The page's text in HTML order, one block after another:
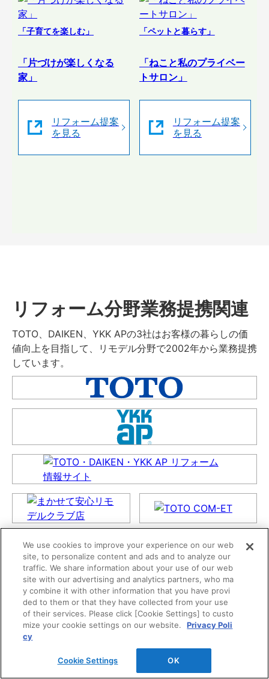
「子育てを楽しむ」
「片づけが楽しくなる
家」
リフォーム提案
を見る
「ペットと暮らす」
「ねこと私のプライベー
トサロン」
リフォーム提案
を見る
リフォーム分野業務提携関連
TOTO、DAIKEN、YKK APの3社はお客様の暮らしの価
値向上を目指して、リモデル分野で2002年から業務提携
しています。
We use cookies to improve your experience on our web
site, to personalize content and ads and to analyze our
traffic. We share information about your use of our web
site with our advertising and analytics partners, who ma
y combine it with other information that you have provi
ded to them or that they have collected from your use
of their services. Please click [Cookie Settings] to custo
mize your cookie settings on our website.
Privacy Poli
cy
Cookie Settings OK